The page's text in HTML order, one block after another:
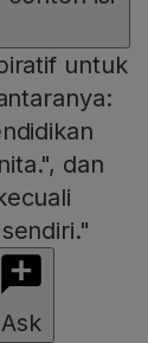
untuk
dan
Ask